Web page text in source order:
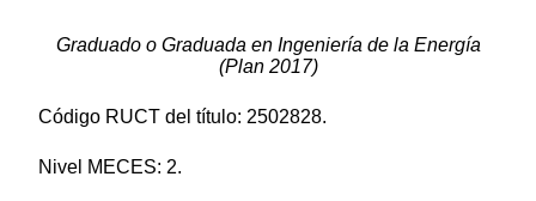
Graduado o Graduada en Ingeniería de la Energía
(Plan 2017)
Código RUCT del título: 2502828.
Nivel MECES: 2.